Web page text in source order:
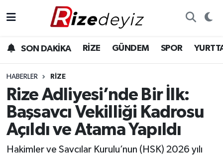
SON DAKİKA RİZE GÜNDEM SPOR
HABERLER RIZE
Rize Adliyesi’nde Bir İlk:
Başsavcı Vekilliği Kadrosu
Açıldı ve Atama Yapıldı
Hakimler ve Savcılar Kurulu’nun (HSK) 2026 yılı
Gündem
Yurttan Haberler
Ekonomi
Rize Hava Durumu
Rize Trafik Yoğunluk Haritası
Süper Lig Puan Durumu ve Fikstür